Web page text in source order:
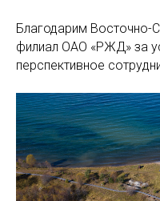
Благодарим
филиал ОАО «РЖД» за
перспективное